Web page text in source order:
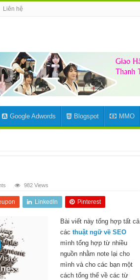
Liên hệ
Google Adwords Blogspot MMO
982 Views
LinkedIn Pinterest
Bài viết này tổng hợp tất cả
các thuật ngữ về SEO
mình tổng hợp từ nhiều
nguồn nhằm note lại cho
mình và cho các bạn một
cách tổng thể về các từ